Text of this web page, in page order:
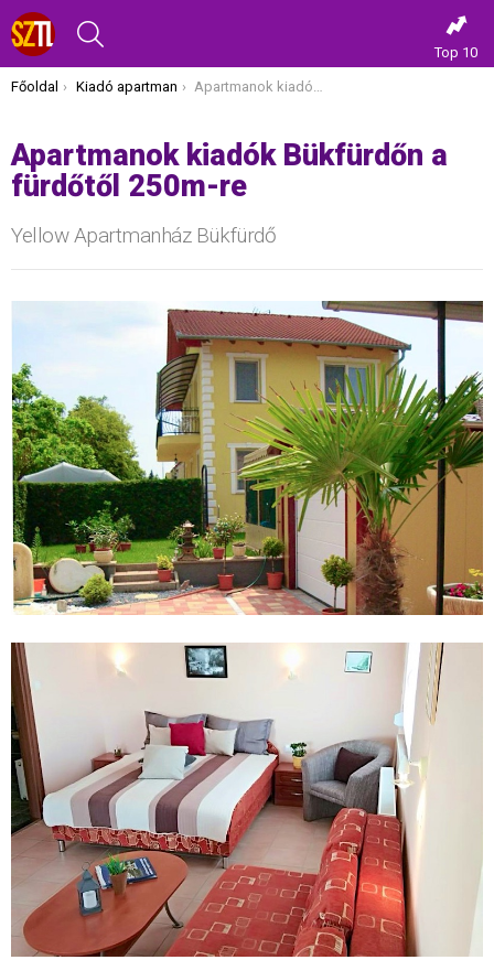
Top 10
Itt vagy most:
Főoldal Kiadó apartman Apartmanok kiadók Bükfürdőn a fürdőtől 250m-re
Apartmanok kiadók Bükfürdőn a
fürdőtől 250m-re
Yellow Apartmanház Bükfürdő